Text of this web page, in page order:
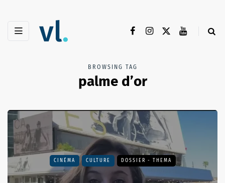
BROWSING TAG
palme d’or
CINÉMA CULTURE DOSSIER - THEMA